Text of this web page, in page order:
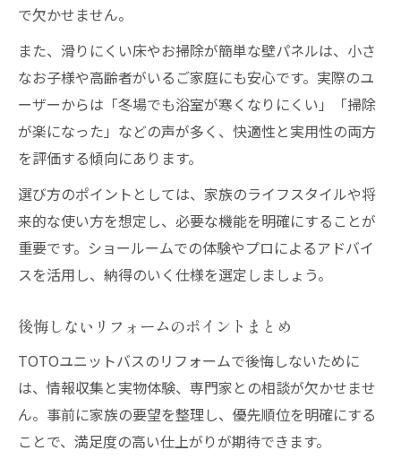
で欠かせません。
また、滑りにくい床やお掃除が簡単な壁パネルは、小さ
なお子様や高齢者がいるご家庭にも安心です。実際のユ
ーザーからは「冬場でも浴室が寒くなりにくい」「掃除
が楽になった」などの声が多く、快適性と実用性の両方
を評価する傾向にあります。
選び方のポイントとしては、家族のライフスタイルや将
来的な使い方を想定し、必要な機能を明確にすることが
重要です。ショールームでの体験やプロによるアドバイ
スを活用し、納得のいく仕様を選定しましょう。
後悔しないリフォームのポイントまとめ
TOTOユニットバスのリフォームで後悔しないために
は、情報収集と実物体験、専門家との相談が欠かせませ
ん。事前に家族の要望を整理し、優先順位を明確にする
ことで、満足度の高い仕上がりが期待できます。